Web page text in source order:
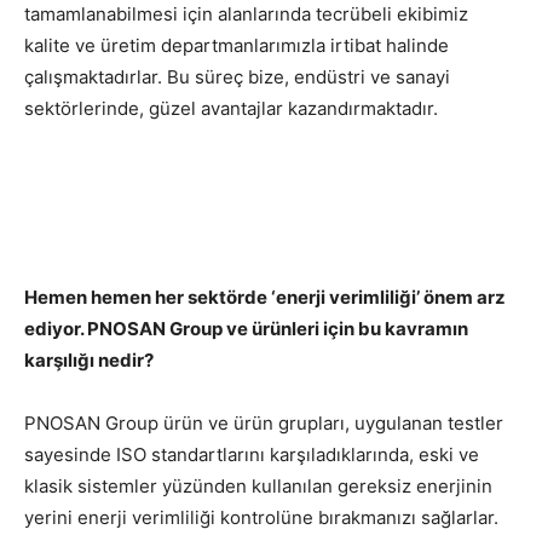
tamamlanabilmesi için alanlarında tecrübeli ekibimiz
kalite ve üretim departmanlarımızla irtibat halinde
çalışmaktadırlar. Bu süreç bize, endüstri ve sanayi
sektörlerinde, güzel avantajlar kazandırmaktadır.
Hemen hemen her sektörde ‘enerji verimliliği’ önem arz
ediyor. PNOSAN Group ve ürünleri için bu kavramın
karşılığı nedir?
PNOSAN Group ürün ve ürün grupları, uygulanan testler
sayesinde ISO standartlarını karşıladıklarında, eski ve
klasik sistemler yüzünden kullanılan gereksiz enerjinin
yerini enerji verimliliği kontrolüne bırakmanızı sağlarlar.